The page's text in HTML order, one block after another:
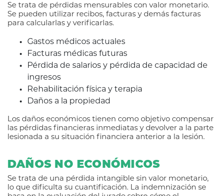
Se trata de pérdidas mensurables con valor monetario.
Se pueden utilizar recibos, facturas y demás facturas
para calcularlas y verificarlas.
Gastos médicos actuales
Facturas médicas futuras
Pérdida de salarios y pérdida de capacidad de
ingresos
Rehabilitación física y terapia
Daños a la propiedad
Los daños económicos tienen como objetivo compensar
las pérdidas financieras inmediatas y devolver a la parte
lesionada a su situación financiera anterior a la lesión.
DAÑOS NO ECONÓMICOS
Se trata de una pérdida intangible sin valor monetario,
lo que dificulta su cuantificación. La indemnización se